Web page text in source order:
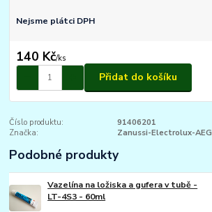
Nejsme plátci DPH
140 Kč/ks
Přidat do košíku
Číslo produktu:
91406201
Značka:
Zanussi-Electrolux-AEG
Podobné produkty
Vazelína na ložiska a gufera v tubě -
LT-4S3 - 60ml